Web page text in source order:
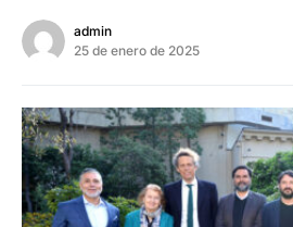
admin
25 de enero de 2025